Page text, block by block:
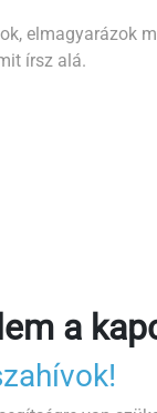
elmagyarázok
írsz alá.
a